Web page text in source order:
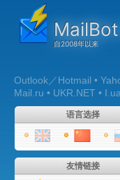
Outlook／Hotmail •
Mail.ru • UKR.NET •
语言选择
友情链接